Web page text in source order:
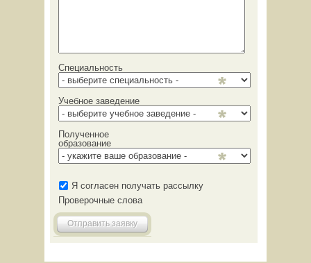
Специальность
Учебное заведение
Полученное
образование
Я согласен получать рассылку
Проверочные слова
Отправить заявку